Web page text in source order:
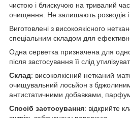
чистою і блискучою на тривалий
очищення. Не залишають розводів
Виготовлені з високоякісного
спеціальним складом для
Одна серветка призначена для
після застосування її слід
Склад: високоякісний нетканий
очищувальний лосьйон з
антистатичними добавками,
Спосіб застосування: відкрийте